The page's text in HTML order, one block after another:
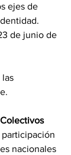
ejes de
de junio de
las
nacionales